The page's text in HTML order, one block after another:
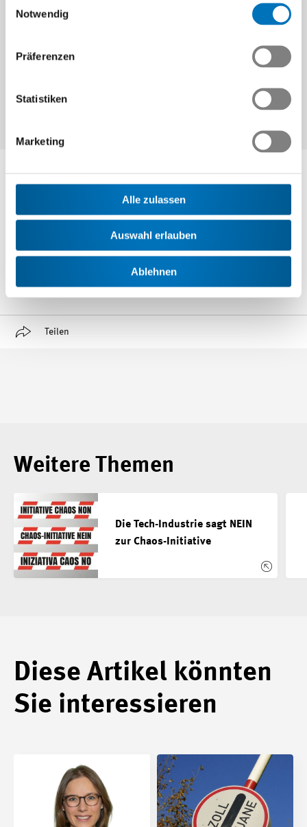
Notwendig
Präferenzen
Statistiken
Marketing
Alle zulassen
Auswahl erlauben
Ablehnen
Teilen
Erfolg eine Anleitung für weitere Reformen. Unser Land hat
solche Erfolge dringend nötig!
Weitere Themen
Die Tech-Industrie sagt NEIN
zur Chaos-Initiative
Diese Artikel könnten
Sie interessieren